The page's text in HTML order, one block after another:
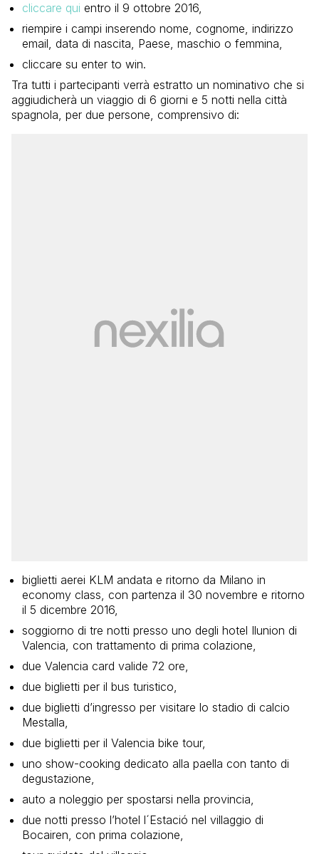
cliccare qui entro il 9 ottobre 2016,
riempire i campi inserendo nome, cognome, indirizzo
email, data di nascita, Paese, maschio o femmina,
cliccare su enter to win.
Tra tutti i partecipanti verrà estratto un nominativo che si
aggiudicherà un viaggio di 6 giorni e 5 notti nella città
spagnola, per due persone, comprensivo di:
biglietti aerei KLM andata e ritorno da Milano in
economy class, con partenza il 30 novembre e ritorno
il 5 dicembre 2016,
soggiorno di tre notti presso uno degli hotel Ilunion di
Valencia, con trattamento di prima colazione,
due Valencia card valide 72 ore,
due biglietti per il bus turistico,
due biglietti d’ingresso per visitare lo stadio di calcio
Mestalla,
due biglietti per il Valencia bike tour,
uno show-cooking dedicato alla paella con tanto di
degustazione,
auto a noleggio per spostarsi nella provincia,
due notti presso l’hotel l´Estació nel villaggio di
Bocairen, con prima colazione,